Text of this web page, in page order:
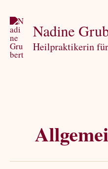
Inhalt
springen
Nadine
Heilpraktikerin